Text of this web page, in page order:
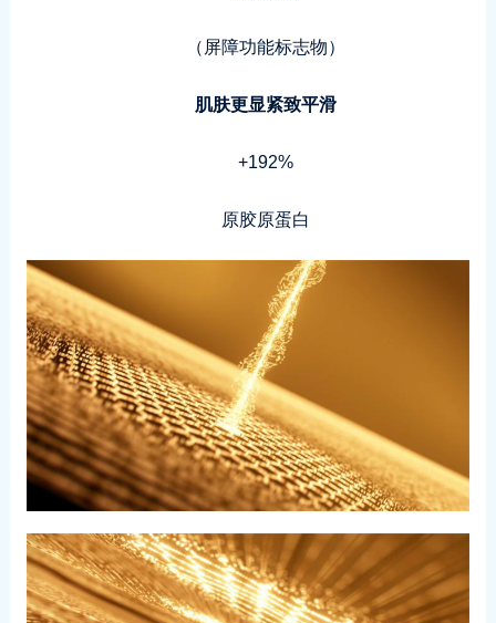
（屏障功能标志物）
肌肤更显紧致平滑
+192%
原胶原蛋白